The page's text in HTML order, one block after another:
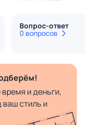
Вопрос-ответ
0 вопросов
и деньги,
ваш стиль и